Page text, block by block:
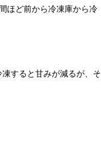
ほど前から冷凍庫から冷
すると甘みが減るが、そ